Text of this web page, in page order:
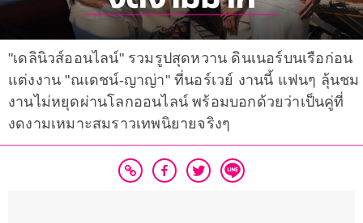
"เดลินิวส์ออนไลน์" รวมรูปสุดหวาน ดินเนอร์บนเรือก่อน
แต่งงาน "ณเดชน์-ญาญ่า" ที่นอร์เวย์ งานนี้ แฟนๆ ลุ้นชม
งานไม่หยุดผ่านโลกออนไลน์ พร้อมบอกด้วยว่าเป็นคู่ที่
งดงามเหมาะสมราวเทพนิยายจริงๆ